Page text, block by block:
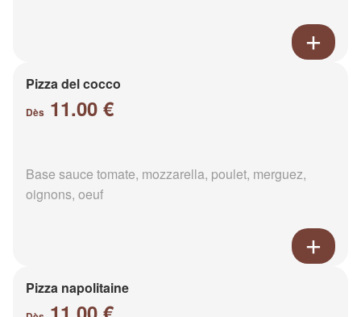
Pizza del cocco
Dès 11.00 €
Base sauce tomate, mozzarella, poulet, merguez,
oignons, oeuf
Pizza napolitaine